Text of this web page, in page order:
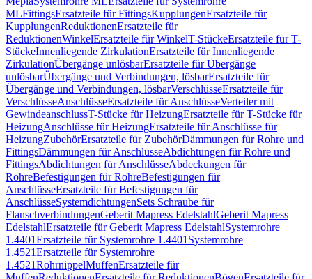
MLFittingsErsatzteile für FittingsKupplungenErsatzteile für
KupplungenReduktionenErsatzteile für
ReduktionenWinkelErsatzteile für WinkelT-StückeErsatzteile für T-
StückeInnenliegende ZirkulationErsatzteile für Innenliegende
ZirkulationÜbergänge unlösbarErsatzteile für Übergänge
unlösbarÜbergänge und Verbindungen, lösbarErsatzteile für
Übergänge und Verbindungen, lösbarVerschlüsseErsatzteile für
VerschlüsseAnschlüsseErsatzteile für AnschlüsseVerteiler mit
GewindeanschlussT-Stücke für HeizungErsatzteile für T-Stücke für
HeizungAnschlüsse für HeizungErsatzteile für Anschlüsse für
HeizungZubehörErsatzteile für ZubehörDämmungen für Rohre und
FittingsDämmungen für AnschlüsseAbdichtungen für Rohre und
FittingsAbdichtungen für AnschlüsseAbdeckungen für
RohreBefestigungen für RohreBefestigungen für
AnschlüsseErsatzteile für Befestigungen für
AnschlüsseSystemdichtungenSets Schraube für
FlanschverbindungenGeberit Mapress EdelstahlGeberit Mapress
EdelstahlErsatzteile für Geberit Mapress EdelstahlSystemrohre
1.4401Ersatzteile für Systemrohre 1.4401 Systemrohre
1.4521Ersatzteile für Systemrohre
1.4521RohrnippelMuffenErsatzteile für